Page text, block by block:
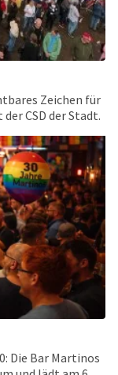
Zeichen für
CSD der Stadt.
Die Bar Martinos